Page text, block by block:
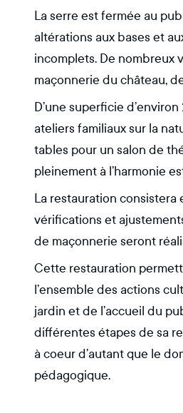
La serre est fermée au
altérations aux bases et
incomplets. De nombreux
maçonnerie du château,
D’une superficie
ateliers familiaux sur la
tables pour un salon de
pleinement à l’harmonie
La restauration
vérifications et
de maçonnerie seront
Cette restauration
l’ensemble des actions
jardin et de l’accueil du
différentes étapes de sa
à coeur d’autant que le
pédagogique.